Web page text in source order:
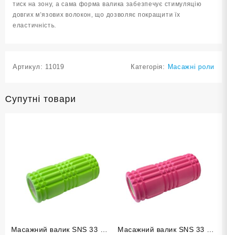
тиск на зону, а сама форма валика забезпечує стимуляцію
довгих м’язових волокон, що дозволяє покращити їх
еластичність.
Артикул: 11019 Категорія: Масажні роли
Супутні товари
Масажний валик SNS 33 см
Масажний валик SNS 33 см